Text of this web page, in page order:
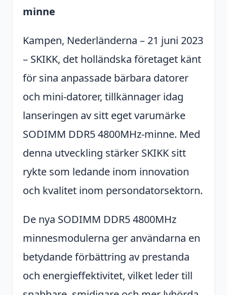
minne
Kampen, Nederländerna – 21 juni 2023
– SKIKK, det holländska företaget känt
för sina anpassade bärbara datorer
och mini-datorer, tillkännager idag
lanseringen av sitt eget varumärke
SODIMM DDR5 4800MHz-minne. Med
denna utveckling stärker SKIKK sitt
rykte som ledande inom innovation
och kvalitet inom persondatorsektorn.
De nya SODIMM DDR5 4800MHz
minnesmodulerna ger användarna en
betydande förbättring av prestanda
och energieffektivitet, vilket leder till